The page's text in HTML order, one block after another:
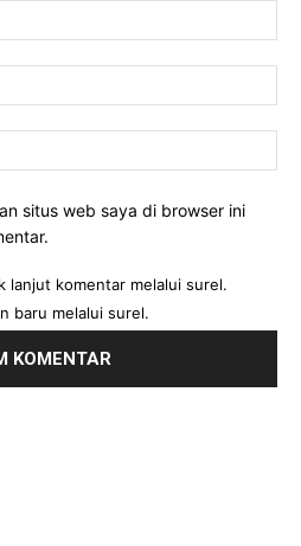
situs web saya di browser ini
lanjut komentar melalui surel.
baru melalui surel.